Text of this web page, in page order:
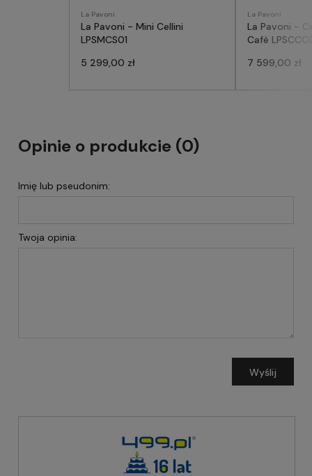
La Pavoni
La Pavoni - Mini Cellini
LPSMCS01
5 299,00 zł
La Pavoni
La Pavoni -
Cafè
7 599,00 zł
Opinie o produkcie (0)
Imię lub pseudonim:
Twoja opinia:
Wyślij